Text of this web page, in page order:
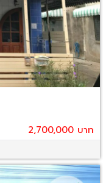
2,700,000 บาท